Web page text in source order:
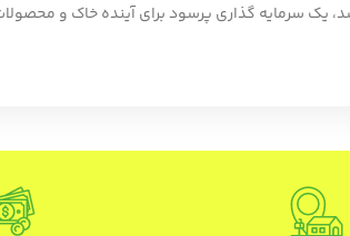
یک سرمایه گذاری پرسود برای آینده خاک و